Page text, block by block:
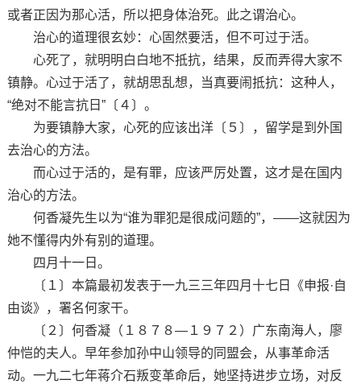
或者正因为那心活，所以把身体治死。此之谓治心。
治心的道理很玄妙：心固然要活，但不可过于活。
心死了，就明明白白地不抵抗，结果，反而弄得大家不
镇静。心过于活了，就胡思乱想，当真要闹抵抗：这种人，
“绝对不能言抗日”〔４〕。
为要镇静大家，心死的应该出洋〔５〕，留学是到外国
去治心的方法。
而心过于活的，是有罪，应该严厉处置，这才是在国内
治心的方法。
何香凝先生以为“谁为罪犯是很成问题的”，——这就因为
她不懂得内外有别的道理。
四月十一日。
〔１〕本篇最初发表于一九三三年四月十七日《申报·自
由谈》，署名何家干。
〔２〕何香凝（１８７８—１９７２）广东南海人，廖
仲恺的夫人。早年参加孙中山领导的同盟会，从事革命活
动。一九二七年蒋介石叛变革命后，她坚持进步立场，对反